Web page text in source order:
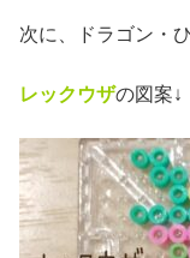
次に、ドラゴン・
レックウザの図案↓